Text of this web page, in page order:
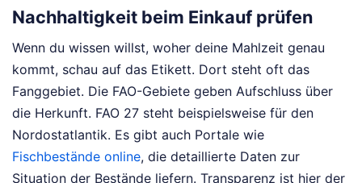
Nachhaltigkeit beim Einkauf prüfen
Wenn du wissen willst, woher deine Mahlzeit genau
kommt, schau auf das Etikett. Dort steht oft das
Fanggebiet. Die FAO-Gebiete geben Aufschluss über
die Herkunft. FAO 27 steht beispielsweise für den
Nordostatlantik. Es gibt auch Portale wie
Fischbestände online, die detaillierte Daten zur
Situation der Bestände liefern. Transparenz ist hier der